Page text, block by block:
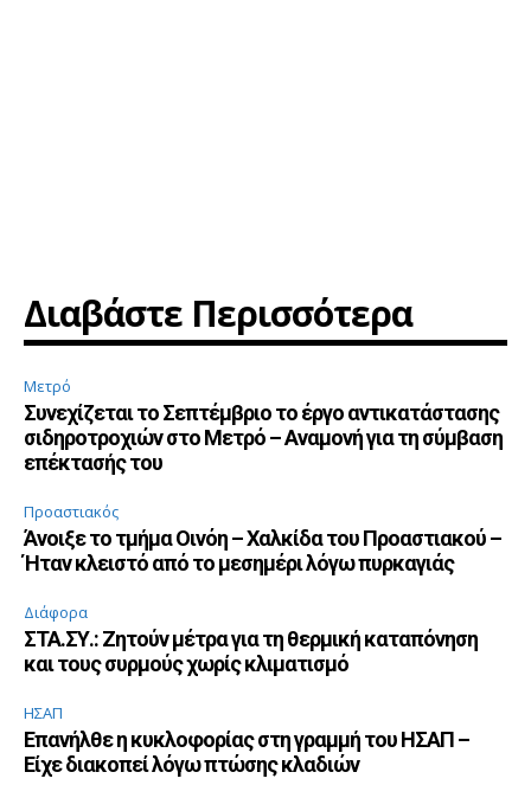
Διαβάστε Περισσότερα
Μετρό
Συνεχίζεται το Σεπτέμβριο το έργο αντικατάστασης
σιδηροτροχιών στο Μετρό – Αναμονή για τη σύμβαση
επέκτασής του
Προαστιακός
Άνοιξε το τμήμα Οινόη – Χαλκίδα του Προαστιακού –
Ήταν κλειστό από το μεσημέρι λόγω πυρκαγιάς
Διάφορα
ΣΤΑ.ΣΥ.: Ζητούν μέτρα για τη θερμική καταπόνηση
και τους συρμούς χωρίς κλιματισμό
ΗΣΑΠ
Επανήλθε η κυκλοφορίας στη γραμμή του ΗΣΑΠ –
Είχε διακοπεί λόγω πτώσης κλαδιών